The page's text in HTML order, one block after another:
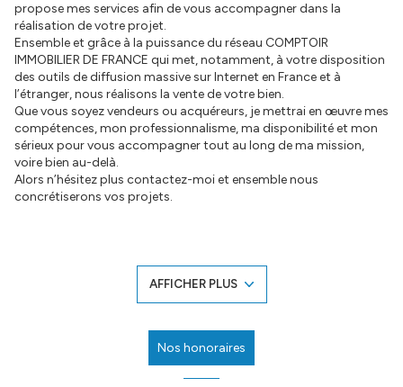
propose mes services afin de vous accompagner dans la
réalisation de votre projet.
Ensemble et grâce à la puissance du réseau COMPTOIR
IMMOBILIER DE FRANCE qui met, notamment, à votre disposition
des outils de diffusion massive sur Internet en France et à
l’étranger, nous réalisons la vente de votre bien.
Que vous soyez vendeurs ou acquéreurs, je mettrai en œuvre mes
compétences, mon professionnalisme, ma disponibilité et mon
sérieux pour vous accompagner tout au long de ma mission,
voire bien au-delà.
Alors n’hésitez plus contactez-moi et ensemble nous
concrétiserons vos projets.
AFFICHER PLUS
Nos honoraires